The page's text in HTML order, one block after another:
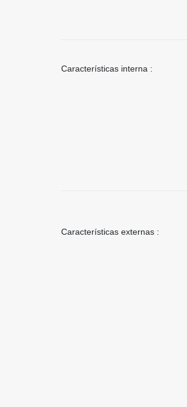
Características interna :
Características externas :